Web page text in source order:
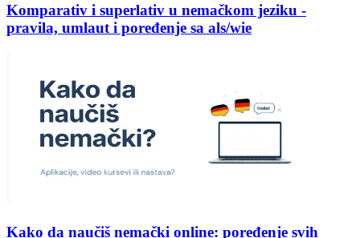
Komparativ i superlativ u nemačkom jeziku -
pravila, umlaut i poređenje sa als/wie
Kako da naučiš nemački online: poređenje svih